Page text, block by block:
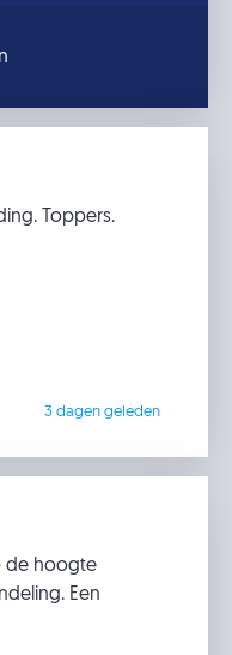
Toppers.
3 dagen geleden
de hoogte
Een